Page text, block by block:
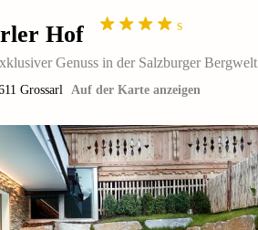
Hof s
Genuss in der Salzburger Bergwelt
Grossarl Auf der Karte anzeigen